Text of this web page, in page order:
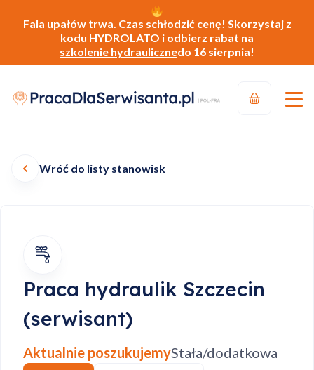
Fala upałów trwa. Czas schłodzić cenę! Skorzystaj z
kodu HYDROLATO i odbierz rabat na
szkolenie hydraulicznedo 16 sierpnia!
Wróć do listy stanowisk
Praca hydraulik Szczecin
(serwisant)
Aktualnie poszukujemyStała/dodatkowa